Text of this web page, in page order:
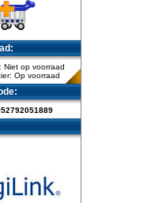
Niet op voorraad
Op voorraad